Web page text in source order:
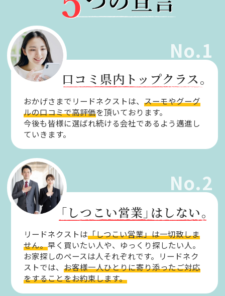
No.1
口コミ県内トップクラス。
おかげさまでリードネクストは、スーモやグーグ
ルの口コミで高評価を頂いております。
今後も皆様に選ばれ続ける会社であるよう邁進し
ていきます。
No.2
「しつこい営業」はしない。
リードネクストは「しつこい営業」は一切致しま
せん。早く買いたい人や、ゆっくり探したい人。
お家探しのペースは人それぞれです。リードネク
ストでは、お客様一人ひとりに寄り添ったご対応
をすることをお約束します。